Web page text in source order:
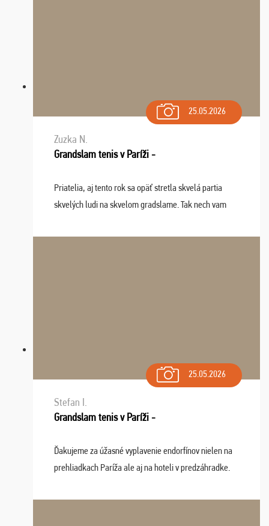
25.05.2026
Zuzka N.
Grandslam tenis v Paríži -
Priatelia, aj tento rok sa opäť stretla skvelá partia
skvelých ludi na skvelom gradslame. Tak nech vam
sa na budúci rok. Prajem vam este veľa ta ...
25.05.2026
Stefan I.
Grandslam tenis v Paríži -
Ďakujeme za úžasné vyplavenie endorfínov nielen na
prehliadkach Paríža ale aj na hoteli v predzáhradke.
spomínať a zväžujeme repete budúci rok : ...